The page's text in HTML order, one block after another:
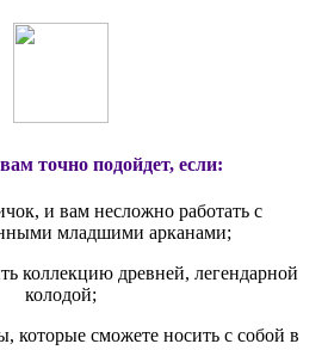
точно подойдет, если:
и вам несложно работать с
младшими арканами;
коллекцию древней, легендарной
колодой;
которые сможете носить с собой в